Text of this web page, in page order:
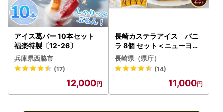
アイス葛バー 10本セット
福楽特製〔12-26〕
兵庫県西脇市
(17)
12,000
長崎カステラアイス バニ
ラ 8個 セット＜ニューヨー
ク堂＞ | アイス
長崎県（県庁）
(14)
11,000